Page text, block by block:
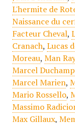
L'hermite de
Naissance du
Facteur Cheval,
Cranach, Lucas
Moreau, Man Ray
Marcel Duchamp
Marcel Marien,
Mario Rossello,
Massimo
Max Gillaux,